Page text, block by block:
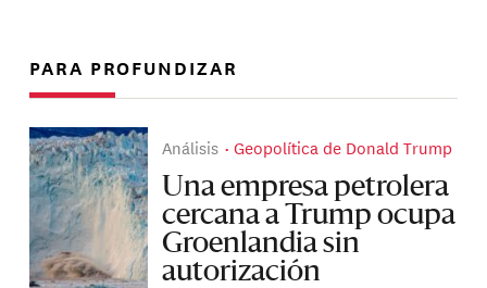
PARA PROFUNDIZAR
Análisis Geopolítica de Donald Trump
Una empresa petrolera
cercana a Trump ocupa
Groenlandia sin
autorización